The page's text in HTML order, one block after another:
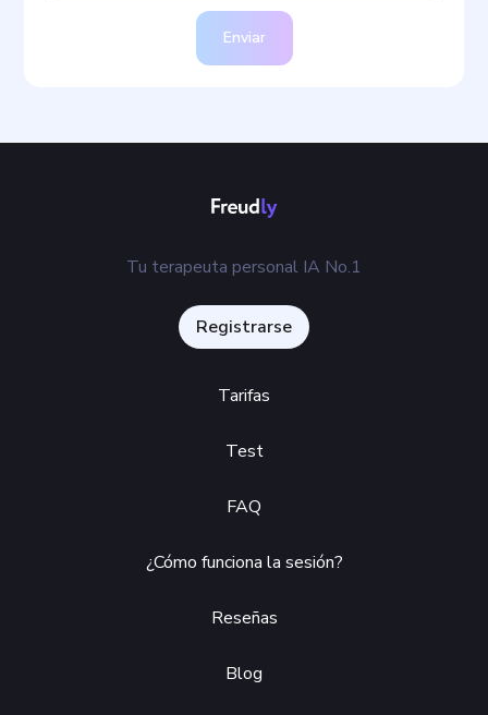
Enviar
Tu terapeuta personal IA No.1
Registrarse
Tarifas
Test
FAQ
¿Cómo funciona la sesión?
Reseñas
Blog